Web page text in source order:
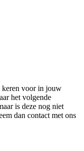
keren voor in jouw
het volgende
is deze nog niet
dan contact met ons